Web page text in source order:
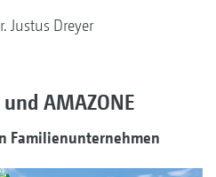
Justus Dreyer
AMAZONE
Familienunternehmen